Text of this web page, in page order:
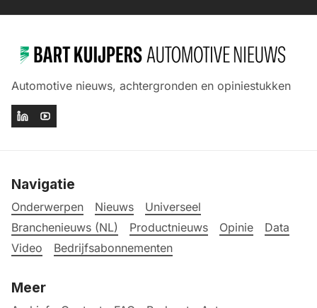
Automotive nieuws, achtergronden en opiniestukken
Navigatie
Onderwerpen Nieuws
Universeel
Branchenieuws (NL)
Productnieuws Opinie
Data
Video
Bedrijfsabonnementen
Meer